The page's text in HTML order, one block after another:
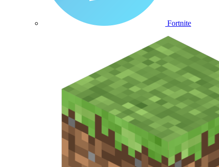
Fortnite